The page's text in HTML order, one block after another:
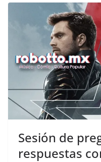
Sesión de
respuestas